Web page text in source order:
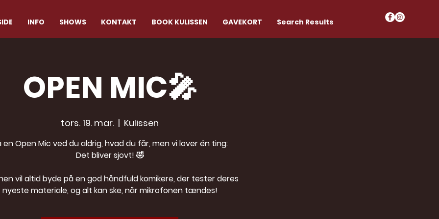
INFO SHOWS KONTAKT BOOK KULISSEN GAVEKORT Search Results
OPEN MIC🎤
tors. 19. mar.
  |
Kulissen
en Open Mic ved du aldrig, hvad du får, men vi lover én ting:
Det bliver sjovt! 🤣
vil altid byde på en god håndfuld komikere, der tester deres
nyeste materiale, og alt kan ske, når mikrofonen tændes!